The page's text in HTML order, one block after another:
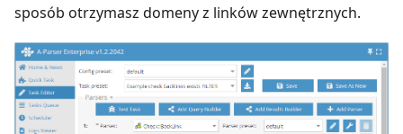
sposób otrzymasz domeny z linków zewnętrznych.